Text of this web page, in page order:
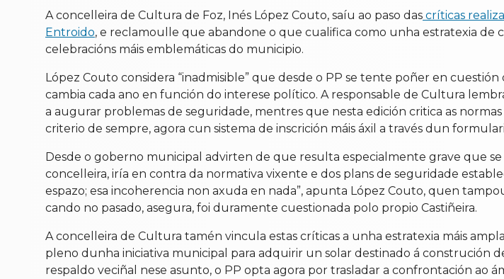
A concelleira de Cultura de Foz, Inés López Couto, saíu ao paso das críticas
Entroido, e reclamoulle que abandone o que cualifica como unha estratexia de
celebracións máis emblemáticas do municipio.
López Couto considera “inadmisible” que desde o PP se tente poñer en
cambia cada ano en función do interese político. A responsable de Cultura
a augurar problemas de seguridade, mentres que nesta edición critica as
criterio de sempre, agora cun sistema de inscrición máis áxil a través dun
Desde o goberno municipal advirten de que resulta especialmente grave que
concelleira, iría en contra da normativa vixente e dos plans de seguridade
espazo; esa incoherencia non axuda en nada”, apunta López Couto, quen
cando no pasado, asegura, foi duramente cuestionada polo propio Castiñeira.
A concelleira de Cultura tamén vincula estas críticas a unha estratexia máis
pleno dunha iniciativa municipal para adquirir un solar destinado á construción
respaldo veciñal nese asunto, o PP opta agora por trasladar a confrontación ao